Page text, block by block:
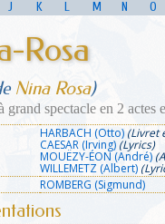
J K L M N O
Rosa
Nina Rosa)
grand spectacle en 2 actes
HARBACH (Otto) (Livret
CAESAR (Irving) (Lyrics)
MOUËZY-ÉON (André)
WILLEMETZ (Albert)
ROMBERG (Sigmund)